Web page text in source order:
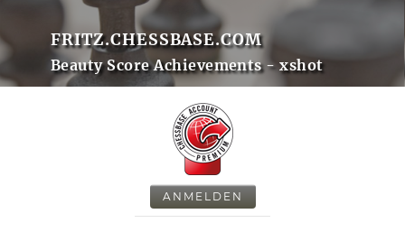
FRITZ.CHESSBASE.COM
Beauty Score Achievements - xshot
ANMELDEN